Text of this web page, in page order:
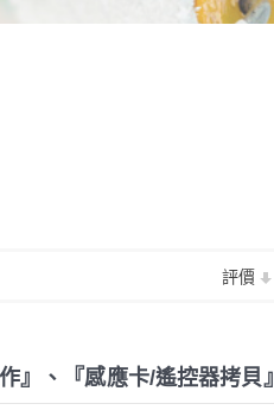
評價
』、『感應卡/遙控器拷貝』